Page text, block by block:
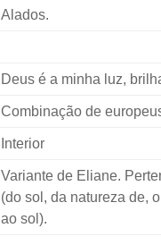
Alados.
Deus é a minha luz,
Combinação de
Interior
Variante de Eliane.
(do sol, da natureza de,
ao sol).